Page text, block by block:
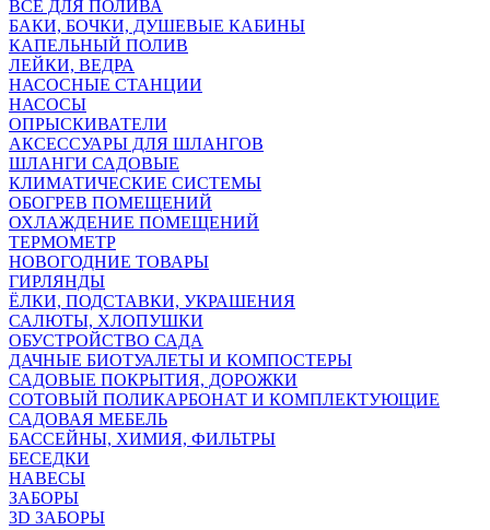
ВСЕ ДЛЯ ПОЛИВА
БАКИ, БОЧКИ, ДУШЕВЫЕ КАБИНЫ
КАПЕЛЬНЫЙ ПОЛИВ
ЛЕЙКИ, ВЕДРА
НАСОСНЫЕ СТАНЦИИ
НАСОСЫ
ОПРЫСКИВАТЕЛИ
АКСЕССУАРЫ ДЛЯ ШЛАНГОВ
ШЛАНГИ САДОВЫЕ
КЛИМАТИЧЕСКИЕ СИСТЕМЫ
ОБОГРЕВ ПОМЕЩЕНИЙ
ОХЛАЖДЕНИЕ ПОМЕЩЕНИЙ
ТЕРМОМЕТР
НОВОГОДНИЕ ТОВАРЫ
ГИРЛЯНДЫ
ЁЛКИ, ПОДСТАВКИ, УКРАШЕНИЯ
САЛЮТЫ, ХЛОПУШКИ
ОБУСТРОЙСТВО САДА
ДАЧНЫЕ БИОТУАЛЕТЫ И КОМПОСТЕРЫ
САДОВЫЕ ПОКРЫТИЯ, ДОРОЖКИ
СОТОВЫЙ ПОЛИКАРБОНАТ И КОМПЛЕКТУЮЩИЕ
САДОВАЯ МЕБЕЛЬ
БАССЕЙНЫ, ХИМИЯ, ФИЛЬТРЫ
БЕСЕДКИ
НАВЕСЫ
ЗАБОРЫ
3D ЗАБОРЫ